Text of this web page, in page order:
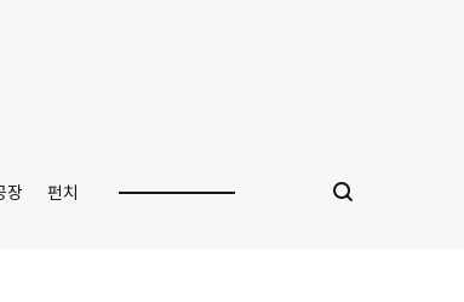
장 펀치